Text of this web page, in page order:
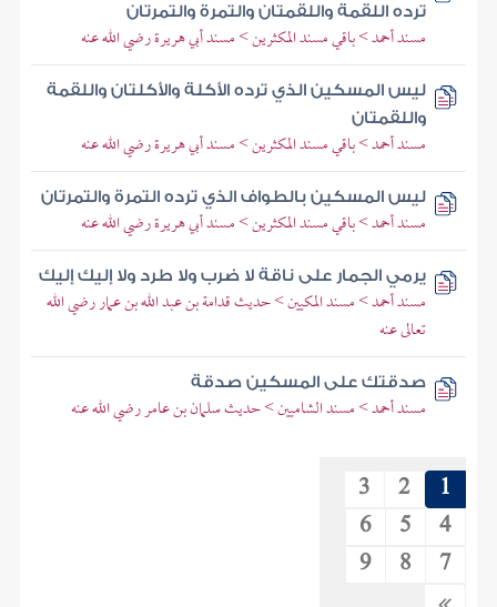
ترده اللقمة واللقمتان والتمرة والتمرتان
مسند أحمد > باقي مسند المكثرين > مسند أبي هريرة رضي الله عنه
ليس المسكين الذي ترده الأكلة والأكلتان واللقمة
واللقمتان
مسند أحمد > باقي مسند المكثرين > مسند أبي هريرة رضي الله عنه
ليس المسكين بالطواف الذي ترده التمرة والتمرتان
مسند أحمد > باقي مسند المكثرين > مسند أبي هريرة رضي الله عنه
يرمي الجمار على ناقة لا ضرب ولا طرد ولا إليك إليك
مسند أحمد > مسند المكيين > حديث قدامة بن عبد الله بن عمار رضي الله
تعالى عنه
صدقتك على المسكين صدقة
مسند أحمد > مسند الشاميين > حديث سلمان بن عامر رضي الله عنه
1
2
3
4
5
6
7
8
9